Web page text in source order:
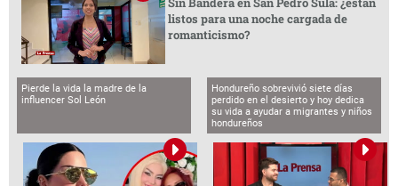
listos para una noche cargada de
romanticismo?
Pierde la vida la madre de la
influencer Sol León
Hondureño sobrevivió siete días
perdido en el desierto y hoy dedica
su vida a ayudar a migrantes y niños
hondureños